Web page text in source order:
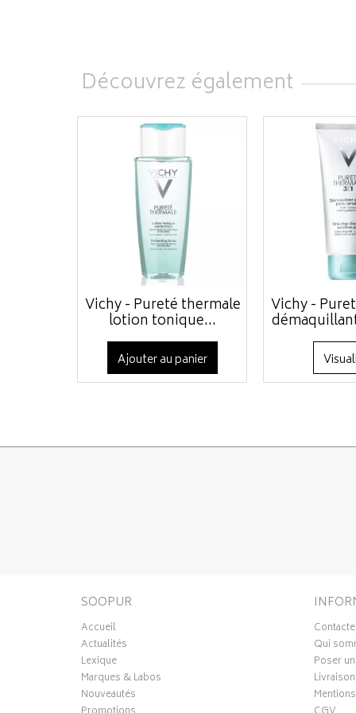
Découvrez également
Vichy - Pureté thermale
lotion tonique...
Ajouter au panier
Vichy -
SOOPUR
Accueil
Actualités
Lexique
Marques & Labos
Nouveautés
Qui
Poser
Livraison